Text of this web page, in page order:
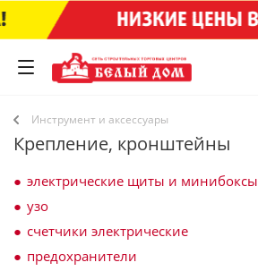
Инструмент и аксессуары
Крепление, кронштейны
электрические щиты и минибоксы
узо
счетчики электрические
предохранители